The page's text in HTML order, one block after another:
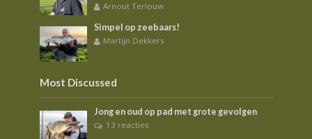
Arnout Terlouw
Simpel op zeebaars!
Martijn Dekkers
Most Discussed
Jong en oud op pad met grote gevolgen
13 reacties